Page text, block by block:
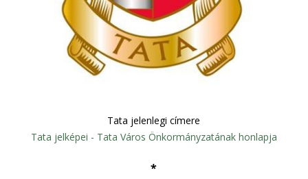
Tata jelenlegi címere
Tata jelképei - Tata Város Önkormányzatának honlapja
*